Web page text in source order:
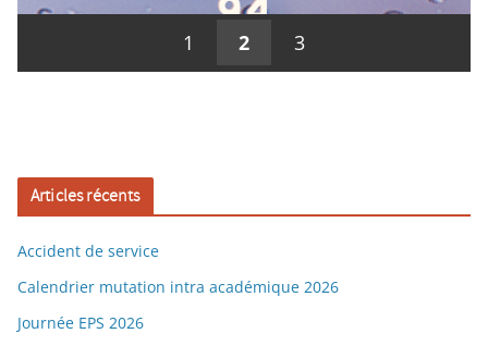
1 2 3
Articles récents
Accident de service
Calendrier mutation intra académique 2026
Journée EPS 2026